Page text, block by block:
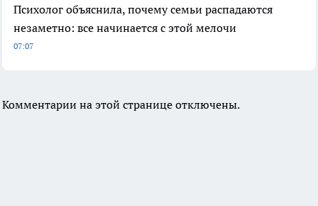
Психолог объяснила, почему семьи распадаются
незаметно: все начинается с этой мелочи
07:07
Комментарии на этой странице отключены.